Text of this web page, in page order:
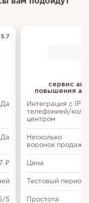
5.7
Да
Да
₽
5
сервис
повышения
Интеграция с IP
телефонией/колл-
центром
Несколько
воронок продаж
Цена
Тестовый период
Простота